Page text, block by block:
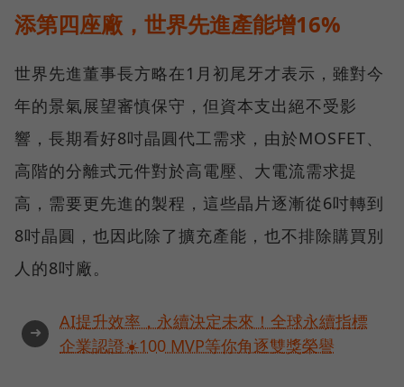
添第四座廠，世界先進產能增16%
世界先進董事長方略在1月初尾牙才表示，雖對今
年的景氣展望審慎保守，但資本支出絕不受影
響，長期看好8吋晶圓代工需求，由於MOSFET、
高階的分離式元件對於高電壓、大電流需求提
高，需要更先進的製程，這些晶片逐漸從6吋轉到
8吋晶圓，也因此除了擴充產能，也不排除購買別
人的8吋廠。
➜
AI提升效率，永續決定未來！全球永續指標
企業認證☀️100 MVP等你角逐雙獎榮譽